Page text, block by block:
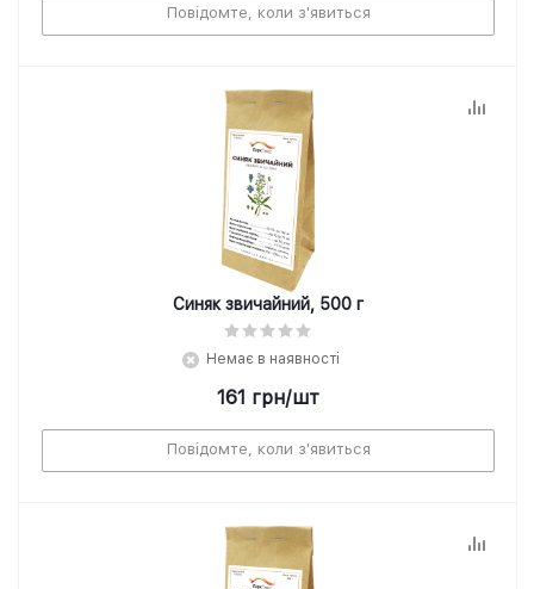
Повідомте, коли з'явиться
Синяк звичайний, 500 г
Немає в наявності
161 грн/шт
Повідомте, коли з'явиться